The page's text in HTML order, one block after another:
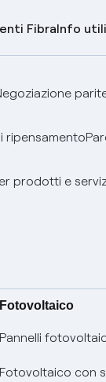
FibraInfo utili
ripensamento
prodotti e
Fotovoltaico
Pannelli
Fotovoltaico con